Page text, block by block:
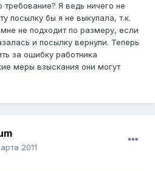
Я ведь ничего не
посылку бы я не выкупала, т.к.
не подходит по размеру, если
и посылку вернули. Теперь
за ошибку работника
меры взыскания они могут
2011